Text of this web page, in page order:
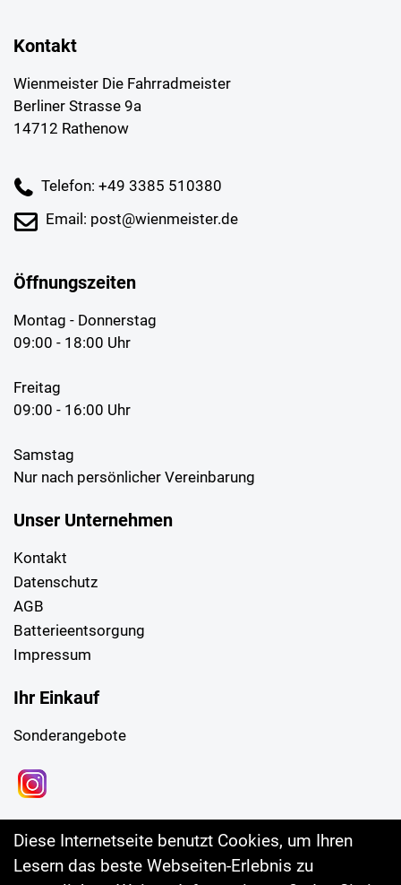
Kontakt
Wienmeister Die Fahrradmeister
Berliner Strasse 9a
14712 Rathenow
Telefon: +49 3385 510380
Email: post@wienmeister.de
Öffnungszeiten
Montag - Donnerstag
09:00 - 18:00 Uhr
Freitag
09:00 - 16:00 Uhr
Samstag
Nur nach persönlicher Vereinbarung
Unser Unternehmen
Kontakt
Datenschutz
AGB
Batterieentsorgung
Impressum
Ihr Einkauf
Sonderangebote
Diese Internetseite benutzt Cookies, um Ihren
Lesern das beste Webseiten-Erlebnis zu